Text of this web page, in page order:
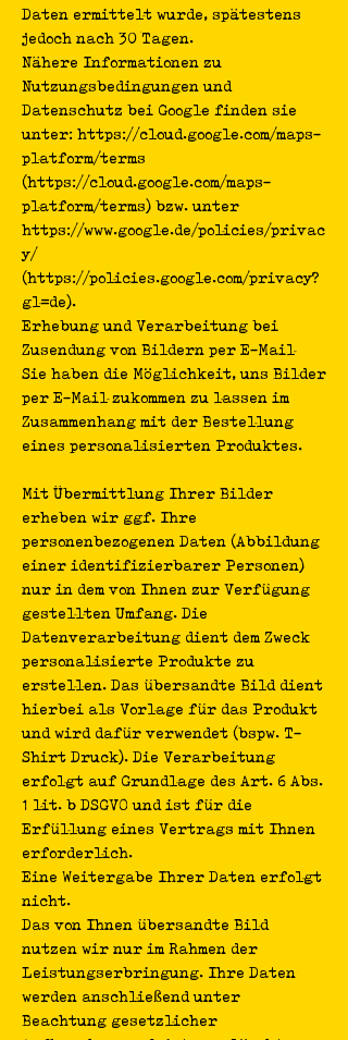
Daten ermittelt wurde, spätestens
jedoch nach 30 Tagen.
Nähere Informationen zu
Nutzungsbedingungen und
Datenschutz bei Google finden sie
unter: https://cloud.google.com/maps-
platform/terms
(https://cloud.google.com/maps-
platform/terms) bzw. unter
https://www.google.de/policies/privac
y/
(https://policies.google.com/privacy?
gl=de).
Erhebung und Verarbeitung bei
Zusendung von Bildern per E-Mail
Sie haben die Möglichkeit, uns Bilder
per E-Mail zukommen zu lassen im
Zusammenhang mit der Bestellung
eines personalisierten Produktes.
Mit Übermittlung Ihrer Bilder
erheben wir ggf. Ihre
personenbezogenen Daten (Abbildung
einer identifizierbarer Personen)
nur in dem von Ihnen zur Verfügung
gestellten Umfang. Die
Datenverarbeitung dient dem Zweck
personalisierte Produkte zu
erstellen. Das übersandte Bild dient
hierbei als Vorlage für das Produkt
und wird dafür verwendet (bspw. T-
Shirt Druck). Die Verarbeitung
erfolgt auf Grundlage des Art. 6 Abs.
1 lit. b DSGVO und ist für die
Erfüllung eines Vertrags mit Ihnen
erforderlich.
Eine Weitergabe Ihrer Daten erfolgt
nicht.
Das von Ihnen übersandte Bild
nutzen wir nur im Rahmen der
Leistungserbringung. Ihre Daten
werden anschließend unter
Beachtung gesetzlicher